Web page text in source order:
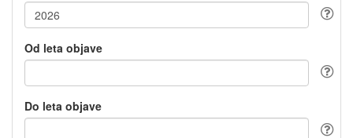
Od leta objave
Do leta objave